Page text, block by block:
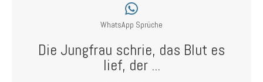
WhatsApp Sprüche
Die Jungfrau schrie, das Blut es
lief, der ...